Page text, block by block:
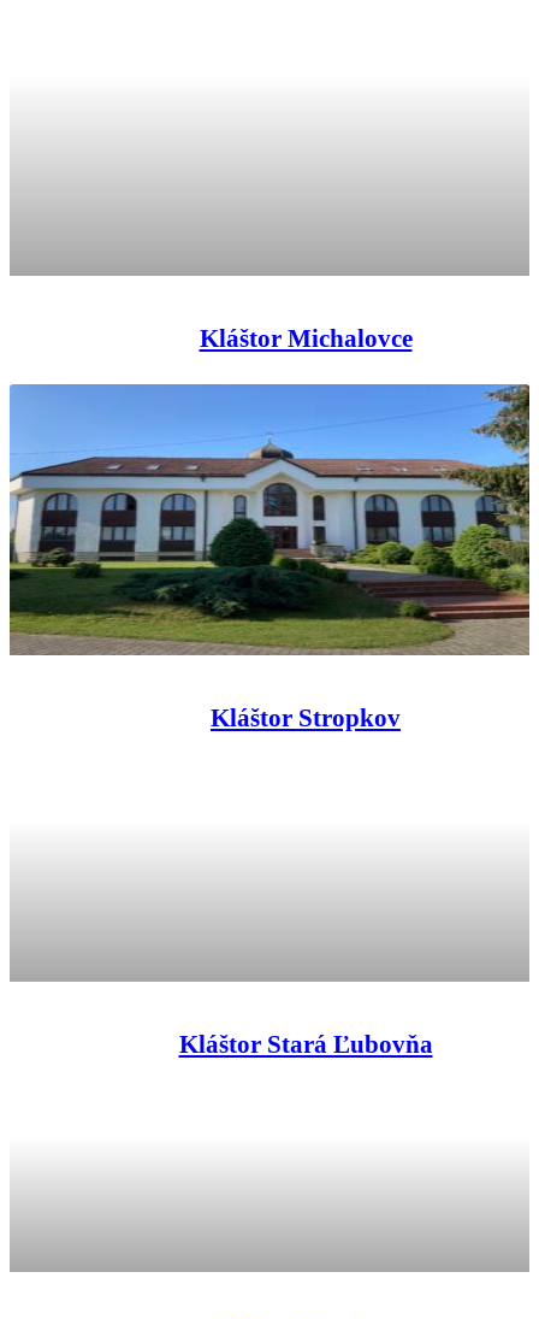
Kláštor Michalovce
Kláštor Stropkov
Kláštor Stará Ľubovňa